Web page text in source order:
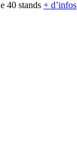
40 stands+ d’infos